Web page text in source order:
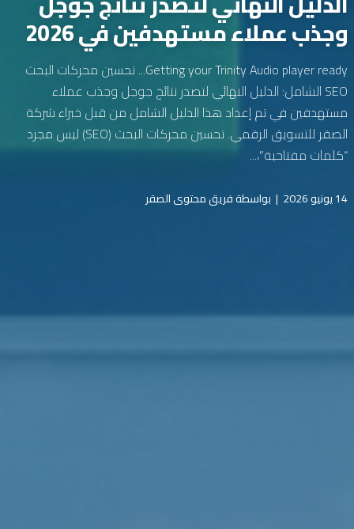
وجذب عملاء مستهدفين في 2026
Getting your Trinity Audio player ready... تحسين محركات البحث
SEO الشامل: الدليل النهائي لتصدر نتائج جوجل وجذب عملاء
مستهدفين في تم إعداد هذا الدليل الشامل من قبل خبراء شركة
الصقر للتسويق الرقمي. تحسين محركات البحث (SEO) ليس مجرد
“كلمات مفتاحية”،...
14 يونيو 2026 | بواسطة فريق محتوى الصقر